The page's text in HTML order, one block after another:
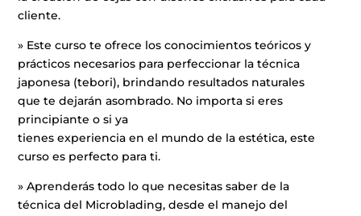
cliente.
» Este curso te ofrece los conocimientos teóricos y
prácticos necesarios para perfeccionar la técnica
japonesa (tebori), brindando resultados naturales
que te dejarán asombrado. No importa si eres
principiante o si ya
tienes experiencia en el mundo de la estética, este
curso es perfecto para ti.
» Aprenderás todo lo que necesitas saber de la
técnica del Microblading, desde el manejo del